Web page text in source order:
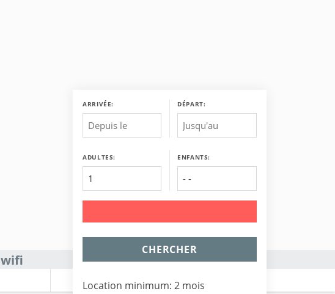
wifi
ARRIVÉE: DÉPART:
ADULTES: ENFANTS:
CHERCHER
Location minimum: 2 mois